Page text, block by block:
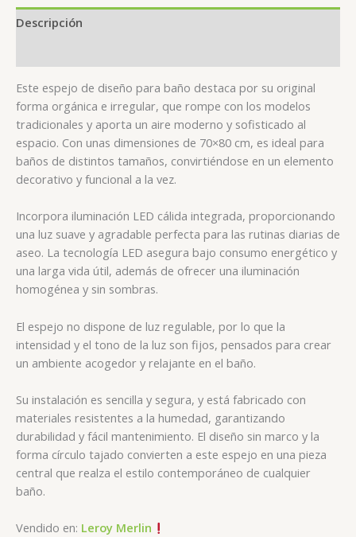
Descripción
Este espejo de diseño para baño destaca por su original
forma orgánica e irregular, que rompe con los modelos
tradicionales y aporta un aire moderno y sofisticado al
espacio. Con unas dimensiones de 70×80 cm, es ideal para
baños de distintos tamaños, convirtiéndose en un elemento
decorativo y funcional a la vez.
Incorpora iluminación LED cálida integrada, proporcionando
una luz suave y agradable perfecta para las rutinas diarias de
aseo. La tecnología LED asegura bajo consumo energético y
una larga vida útil, además de ofrecer una iluminación
homogénea y sin sombras.
El espejo no dispone de luz regulable, por lo que la
intensidad y el tono de la luz son fijos, pensados para crear
un ambiente acogedor y relajante en el baño.
Su instalación es sencilla y segura, y está fabricado con
materiales resistentes a la humedad, garantizando
durabilidad y fácil mantenimiento. El diseño sin marco y la
forma círculo tajado convierten a este espejo en una pieza
central que realza el estilo contemporáneo de cualquier
baño.
Vendido en: Leroy Merlin